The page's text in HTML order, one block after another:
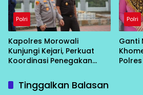
Polri
Kapolres Morowali
Kunjungi Kejari, Perkuat
Koordinasi Penegakan
Polri
Ganti
Tinggalkan Balasan